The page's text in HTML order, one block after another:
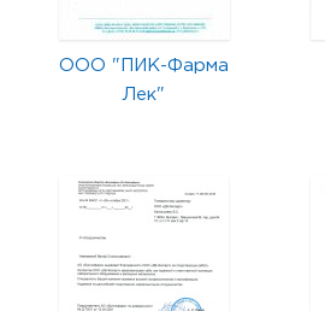
ООО "ПИК-Фарма
Лек"